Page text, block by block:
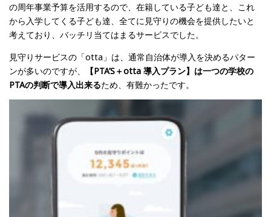
の周年事業予算を活用するので、在籍している子ども達と、これ
から入学してくる子ども達、全てに見守りの機会を提供したいと
考えており、バッチリ当てはまるサービスでした。
見守りサービスの「otta」は、通常自治体が導入を決めるパター
ンが多いのですが、
【PTA’S＋otta 導入プラン】は一つの学校の
PTAの判断で導入出来るため、有難かったです。